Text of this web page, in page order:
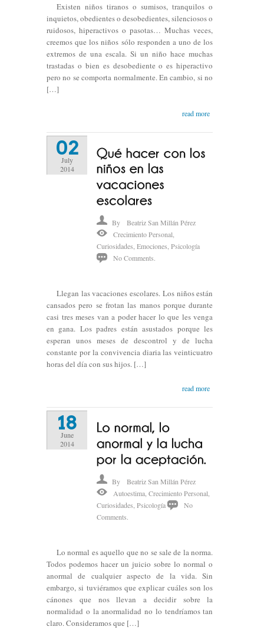
Existen niños tiranos o sumisos, tranquilos o
inquietos, obedientes o desobedientes, silenciosos o
ruidosos, hiperactivos o pasotas… Muchas veces,
creemos que los niños sólo responden a uno de los
extremos de una escala. Si un niño hace muchas
trastadas o bien es desobediente o es hiperactivo
pero no se comporta normalmente. En cambio, si no
[…]
read more
02
July
2014
By Beatriz San Millán Pérez
Crecimiento Personal
Curiosidades Emociones Psicología
No Comments.
Llegan las vacaciones escolares. Los niños están
cansados pero se frotan las manos porque durante
casi tres meses van a poder hacer lo que les venga
en gana. Los padres están asustados porque les
esperan unos meses de descontrol y de lucha
constante por la convivencia diaria las veinticuatro
horas del día con sus hijos. […]
read more
18
June
2014
By Beatriz San Millán Pérez
Autoestima Crecimiento Personal
Curiosidades Psicología
No
Comments.
Lo normal es aquello que no se sale de la norma.
Todos podemos hacer un juicio sobre lo normal o
anormal de cualquier aspecto de la vida. Sin
embargo, si tuviéramos que explicar cuáles son los
cánones que nos llevan a decidir sobre la
normalidad o la anormalidad no lo tendríamos tan
claro. Consideramos que […]